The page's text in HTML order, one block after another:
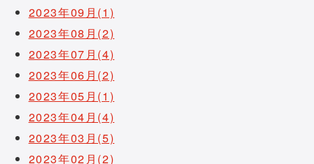
2023年09月(1)
2023年08月(2)
2023年07月(4)
2023年06月(2)
2023年05月(1)
2023年04月(4)
2023年03月(5)
2023年02月(2)